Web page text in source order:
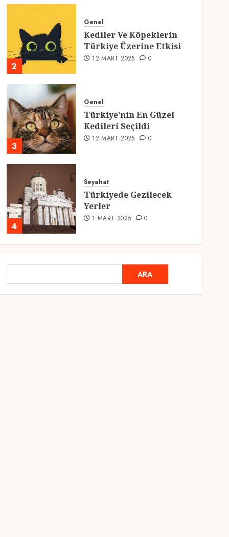
2
Genel
Kediler Ve Köpeklerin
Türkiye Üzerine Etkisi
12 MART 2025 0
3
Genel
Türkiye’nin En Güzel
Kedileri Seçildi
12 MART 2025 0
4
Seyahat
Türkiyede Gezilecek
Yerler
1 MART 2025 0
Ramazan Ayı 2025:
Manevi Atmosfer ve Özel
Hazırlıklar
ARA